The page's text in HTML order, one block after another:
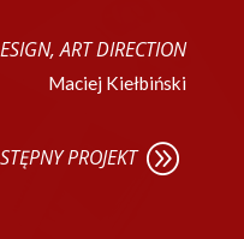
ART DIRECTION
Maciej Kiełbiński
PROJEKT A